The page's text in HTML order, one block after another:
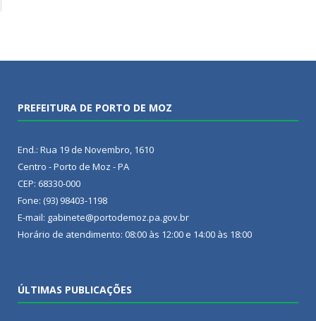
PREFEITURA DE PORTO DE MOZ
End.: Rua 19 de Novembro, 1610
Centro - Porto de Moz - PA
CEP: 68330-000
Fone: (93) 98403-1198
E-mail: gabinete@portodemoz.pa.gov.br
Horário de atendimento: 08:00 às 12:00 e 14:00 às 18:00
ÚLTIMAS PUBLICAÇÕES